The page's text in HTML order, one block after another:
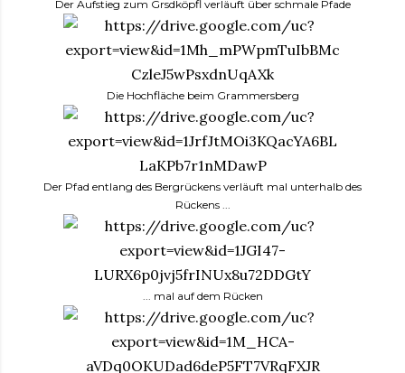
Der Aufstieg zum Grsdköpfl verläuft über schmale Pfade
Die Hochfläche beim Grammersberg
Der Pfad entlang des Bergrückens verläuft mal unterhalb des
Rückens ...
... mal auf dem Rücken